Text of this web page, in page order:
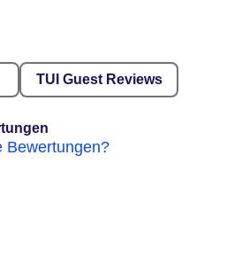
TUI Guest Reviews
Bewertungen?